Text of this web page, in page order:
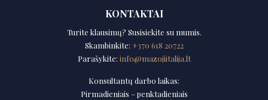
KONTAKTAI
Turite klausimų? Susisiekite su mumis.
Skambinkite: +370 618 20722
Parašykite: info@mazojiitalija.lt
Konsultantų darbo laikas:
Pirmadieniais – penktadieniais